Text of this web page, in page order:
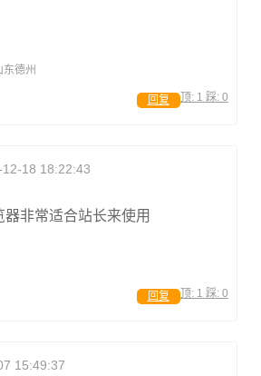
东德州
顶: 1 踩: 0
回复
18 18:22:43
非常适合站长来使用
顶: 1 踩: 0
回复
15:49:37